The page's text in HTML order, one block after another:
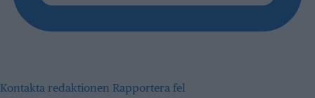
Kontakta redaktionen Rapportera fel